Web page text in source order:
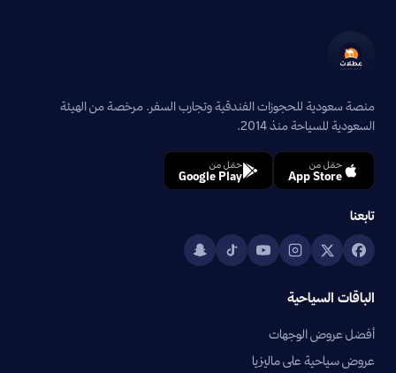
منصة سعودية للحجوزات الفندقية وتجارب السفر. مرخصة من الهيئة
السعودية للسياحة منذ 2014.
حمّل من
App Store
حمّل من
Google Play
تابعنا
الباقات السياحية
أفضل عروض الوجهات
عروض سياحية على ماليزيا